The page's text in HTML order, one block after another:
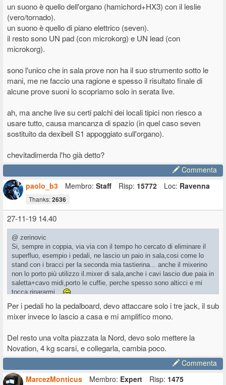
un suono è quello dell'organo (hamichord+HX3) con il leslie
(vero/tornado).
un suono è quello di piano elettrico (seven).
il resto sono UN pad (con microkorg) e UN lead (con
microkorg).
sono l'unico che in sala prove non ha il suo strumento sotto le
mani, me ne faccio una ragione e spesso il risultato finale di
alcune prove suoni lo scopriamo solo in serata live.
ah, ma anche live su certi palchi dei locali tipici non riesco a
usare tutto, causa mancanza di spazio (in quel caso seven
sostituito da dexibell S1 appoggiato sull'organo).
chevitadimerda l'ho già detto?
Commenta
paolo_b3
Membro: Staff Risp: 15772 Loc: Ravenna
Thanks:2636
27-11-19 14.40
@ zerinovic
Si, sempre in coppia, via via con il tempo ho cercato di eliminare il
superfluo, esempio i pedali, ne lascio un paio in sala,cosi come lo
stand con i bracci per la seconda mia tastierina... anche il mixerino
non lo porto più utilizzo il.mixer di sala,anche i cavi lascio due paia in
saletta+cavo midi,porto le cuffie, perche spesso sono alticci e mi
tocca ripararmi....
ultimamente sto introducendo il tablet con synth1 perché mi torna
bene in alcuni pezzi, quello va via audio/midi over usb, esce con la
Cmq quello che é in sala va paro paro in live.
Per i pedali ho la pedalboard, devo attaccare solo i tre jack, il sub
mixer invece lo lascio a casa e mi amplifico mono.
Del resto una volta piazzata la Nord, devo solo mettere la
Novation, 4 kg scarsi, e collegarla, cambia poco.
Commenta
MarcezMonticus
Membro: Expert Risp: 1475